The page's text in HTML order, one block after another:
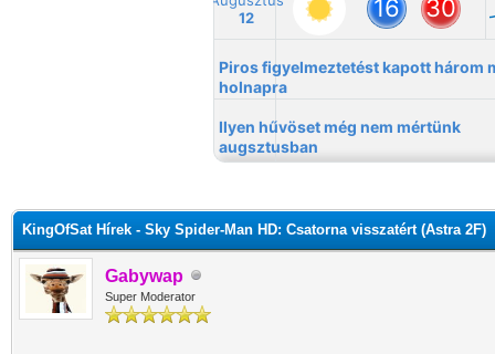
KingOfSat Hírek - Sky Spider-Man HD: Csatorna visszatért (Astra 2F)
Gabywap
Super Moderator